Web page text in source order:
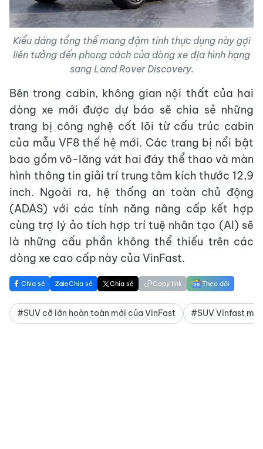
Kiểu dáng tổng thể mang đậm tính thực dụng này gợi
liên tưởng đến phong cách của dòng xe địa hình hạng
sang Land Rover Discovery.
Bên trong cabin, không gian nội thất của hai
dòng xe mới được dự báo sẽ chia sẻ những
trang bị công nghệ cốt lõi từ cấu trúc cabin
của mẫu VF8 thế hệ mới. Các trang bị nổi bật
bao gồm vô-lăng vát hai đáy thể thao và màn
hình thông tin giải trí trung tâm kích thước 12,9
inch. Ngoài ra, hệ thống an toàn chủ động
(ADAS) với các tính năng nâng cấp kết hợp
cùng trợ lý ảo tích hợp trí tuệ nhân tạo (AI) sẽ
là những cấu phần không thể thiếu trên các
dòng xe cao cấp này của VinFast.
Chia sẻ Chia sẻ Chia sẻ Copy link Theo dõi
#SUV cỡ lớn hoàn toàn mới của VinFast #SUV Vinfast